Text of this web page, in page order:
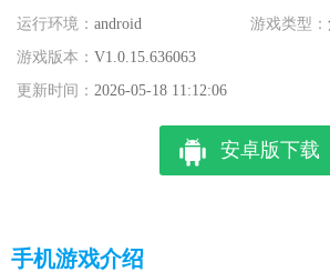
运行环境： android 游戏类型：
游戏版本： V1.0.15.636063
更新时间： 2026-05-18 11:12:06
安卓版下载
手机游戏介绍